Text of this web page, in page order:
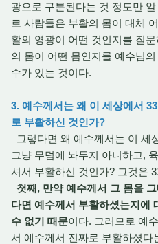
광으로 구분된다는 것 정도만
로 사람들은 부활의 몸이 대체
활의 영광이 어떤 것인지를 질
의 몸이 어떤 몸인지를 예수님
수가 있는 것이다.
3. 예수께서는 왜 이 세상에서
로 부활하신 것인가?
그렇다면 왜 예수께서는 이 세
그냥 무덤에 놔두지 아니하고,
셔서 부활하신 것인가? 그것은
첫째, 만약 예수께서 그 몸을
다면 예수께서 부활하셨는지에
수 없기 때문이다. 그러므로 예
서 예수께서 진짜로 부활하셨다